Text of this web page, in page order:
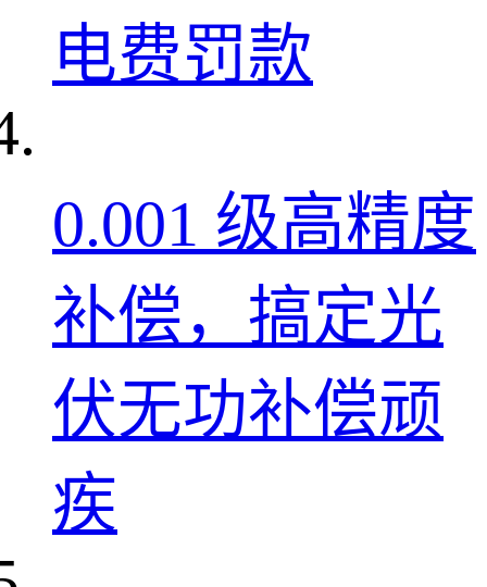
电费罚款
0.001 级高精度
补偿，搞定光
伏无功补偿顽
疾